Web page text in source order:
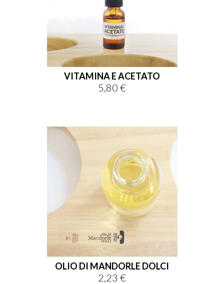
VITAMINA E ACETATO
Prezzo
5,80 €
OLIO DI MANDORLE DOLCI
Prezzo
2,23 €